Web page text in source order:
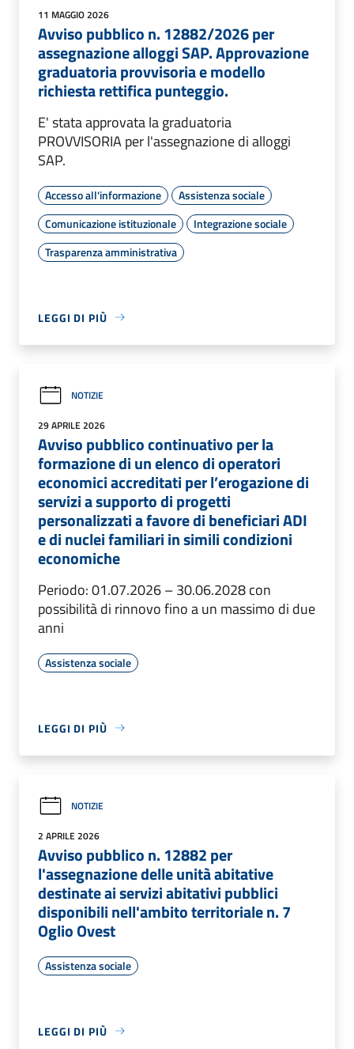
11 MAGGIO 2026
Avviso pubblico n. 12882/2026 per
assegnazione alloggi SAP. Approvazione
graduatoria provvisoria e modello
richiesta rettifica punteggio.
E' stata approvata la graduatoria
PROVVISORIA per l'assegnazione di alloggi
SAP.
Accesso all'informazione
Assistenza sociale
Comunicazione istituzionale
Integrazione sociale
Trasparenza amministrativa
LEGGI DI PIÙ
NOTIZIE
29 APRILE 2026
Avviso pubblico continuativo per la
formazione di un elenco di operatori
economici accreditati per l’erogazione di
servizi a supporto di progetti
personalizzati a favore di beneficiari ADI
e di nuclei familiari in simili condizioni
economiche
Periodo: 01.07.2026 – 30.06.2028 con
possibilità di rinnovo fino a un massimo di due
anni
Assistenza sociale
LEGGI DI PIÙ
NOTIZIE
2 APRILE 2026
Avviso pubblico n. 12882 per
l'assegnazione delle unità abitative
destinate ai servizi abitativi pubblici
disponibili nell'ambito territoriale n. 7
Oglio Ovest
Assistenza sociale
LEGGI DI PIÙ